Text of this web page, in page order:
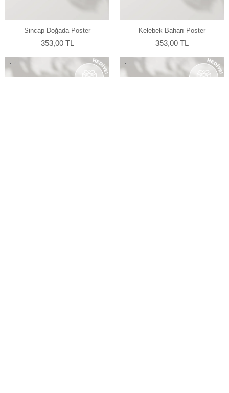
Sincap Doğada Poster
353,00 TL
Kelebek Baharı Poster
353,00 TL